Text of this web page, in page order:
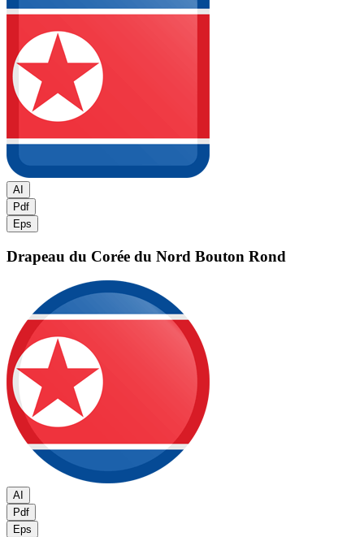
AI
Pdf
Eps
Drapeau du Corée du Nord Bouton Rond
AI
Pdf
Eps